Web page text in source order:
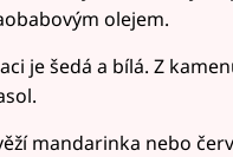
olejem.
je šedá a bílá. Z
mandarinka nebo